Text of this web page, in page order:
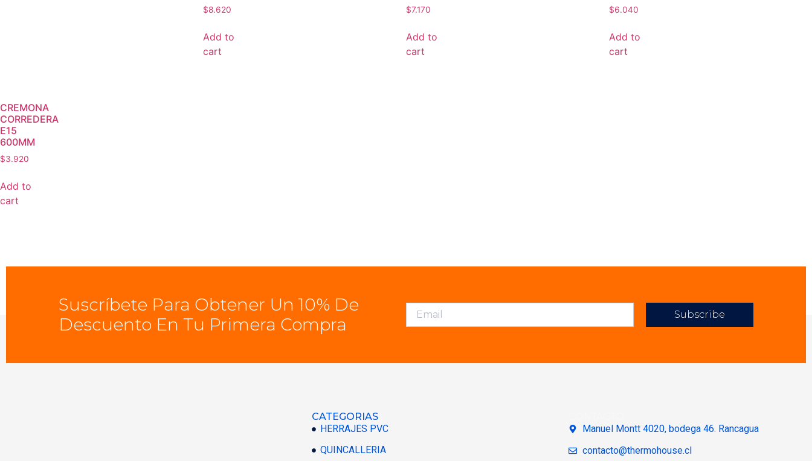
$8.620
Add to
cart
$7.170
Add to
cart
$6.040
Add to
cart
CREMONA
CORREDERA
E15
600MM
$3.920
Add to
cart
Suscríbete Para Obtener Un 10% De
Descuento En Tu Primera Compra
Subscribe
CATEGORIAS
HERRAJES PVC
QUINCALLERIA
Manuel Montt 4020, bodega 46. Rancagua
contacto@thermohouse.cl